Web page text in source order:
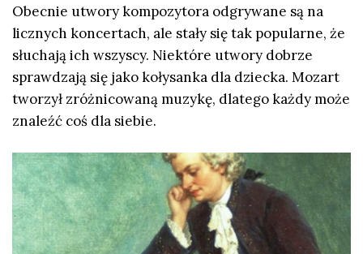
Obecnie utwory kompozytora odgrywane są na
licznych koncertach, ale stały się tak popularne, że
słuchają ich wszyscy. Niektóre utwory dobrze
sprawdzają się jako kołysanka dla dziecka. Mozart
tworzył zróżnicowaną muzykę, dlatego każdy może
znaleźć coś dla siebie.